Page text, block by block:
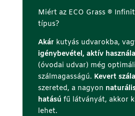
Miért az ECO Grass ®
típus?
Akárkutyás udvarokba,
igénybevétel, aktív
(óvodai udvar) még
szálmagasságú. Kevert
szereted, a nagyon
hatású fű látványát, akkor
lehet.